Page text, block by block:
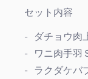
セット内容
ダチョウ肉
ワニ肉手羽
ラクダケバ